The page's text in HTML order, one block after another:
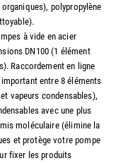
polypropylène
à vide en acier
DN100 (1 élément
Raccordement en ligne
important entre 8 éléments
vapeurs condensables),
avec une plus
moléculaire (élimine la
et protège votre pompe
fixer les produits